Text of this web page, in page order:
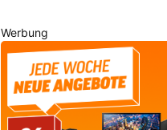
Werbung